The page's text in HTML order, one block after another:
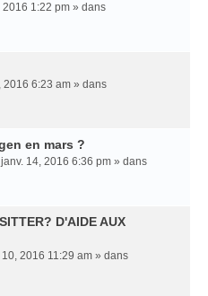
2016 1:22 pm » dans
2016 6:23 am » dans
en mars ?
14, 2016 6:36 pm » dans
D'AIDE AUX
2016 11:29 am » dans